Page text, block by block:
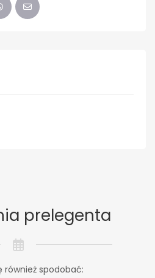
prelegenta
również spodobać: